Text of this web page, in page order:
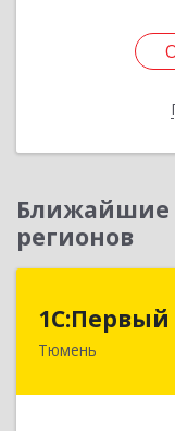
Ближайшие
регионов
Тюмень
625000,